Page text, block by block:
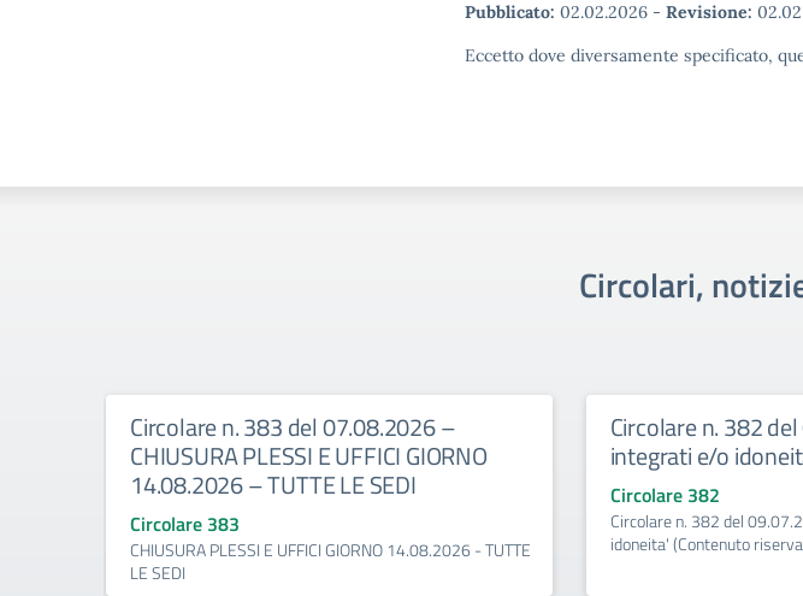
Pubblicato: 02.02.2026 - Revisione:
Eccetto dove diversamente specificato,
Circolari,
Circolare n. 383 del 07.08.2026 –
CHIUSURA PLESSI E UFFICI GIORNO
14.08.2026 – TUTTE LE SEDI
Circolare 383
CHIUSURA PLESSI E UFFICI GIORNO 14.08.2026 - TUTTE
LE SEDI
Circolare n. 382
integrati e/o
Circolare 382
Circolare n. 382 del
idoneita' (Contenuto